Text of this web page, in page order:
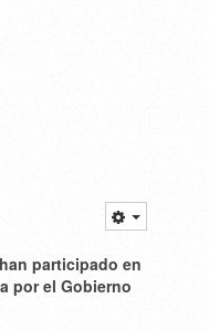
participado en
por el Gobierno